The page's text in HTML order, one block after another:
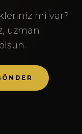
mi var?
uzman